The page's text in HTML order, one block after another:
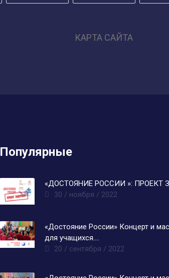
КАРТА САЙТА
Популярные
«ДОСТОЯНИЕ РОССИИ »: ПРОЕКТ
30 / ноября / 2022
«Достояние России» Концерт и
для учащихся….
20 / сентября / 2022